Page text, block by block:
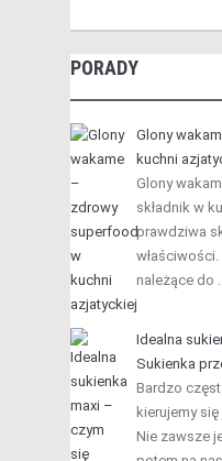
PORADY
Glony
kuchni
Glony
składnik w
prawdziwa
należące do …
Idealna
Sukienka
Bardzo
kierujemy
Nie zawsze